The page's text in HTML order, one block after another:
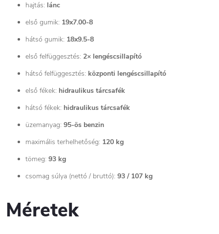
hajtás: lánc
első gumik: 19x7.00-8
hátsó gumik: 18x9.5-8
első felfüggesztés: 2× lengéscsillapító
hátsó felfüggesztés: központi lengéscsillapító
első fékek: hidraulikus tárcsafék
hátsó fékek: hidraulikus tárcsafék
üzemanyag: 95-ös benzin
maximális terhelhetőség: 120 kg
tömeg: 93 kg
csomag súlya (nettó / bruttó): 93 / 107 kg
Méretek